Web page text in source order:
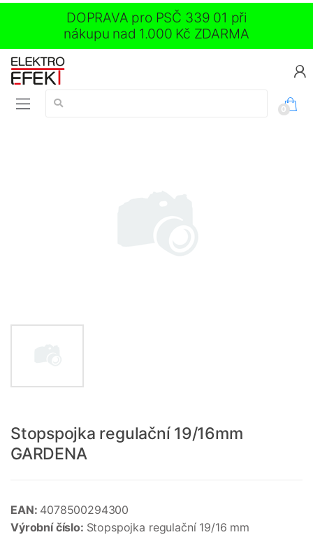
DOPRAVA pro PSČ 339 01 při
nákupu nad 1.000 Kč ZDARMA
Vyhledávání:
0
Stopspojka regulační 19/16mm
GARDENA
EAN: 4078500294300
Výrobní číslo: Stopspojka regulační 19/16 mm